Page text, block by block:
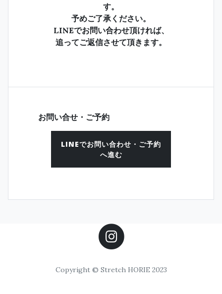
す。
予めご了承ください。
LINEでお問い合わせ頂ければ、
追ってご返信させて頂きます。
お問い合せ・ご予約
LINEでお問い合わせ・ご予約
へ進む
Copyright © Stretch HORIE 2023